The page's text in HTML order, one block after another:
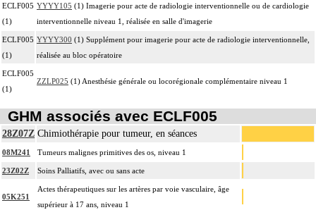
ECLF005
(1)
YYYY105 (1) Imagerie pour acte de radiologie interventionnelle ou de cardiologie
interventionnelle niveau 1, réalisée en salle d'imagerie
ECLF005
(1)
YYYY300 (1) Supplément pour imagerie pour acte de radiologie interventionnelle,
réalisée au bloc opératoire
ECLF005
(1)
ZZLP025 (1) Anesthésie générale ou locorégionale complémentaire niveau 1
GHM associés avec ECLF005
28Z07Z Chimiothérapie pour tumeur, en séances
08M241 Tumeurs malignes primitives des os, niveau 1
23Z02Z Soins Palliatifs, avec ou sans acte
05K251
Actes thérapeutiques sur les artères par voie vasculaire, âge
supérieur à 17 ans, niveau 1